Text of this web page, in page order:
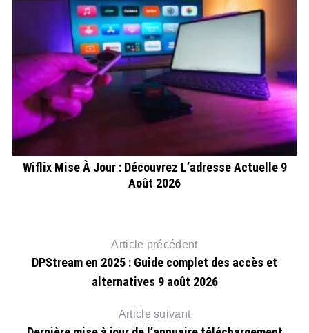
Wiflix Mise À Jour : Découvrez L’adresse Actuelle 9
Août 2026
Article précédent
DPStream en 2025 : Guide complet des accès et
alternatives 9 août 2026
Article suivant